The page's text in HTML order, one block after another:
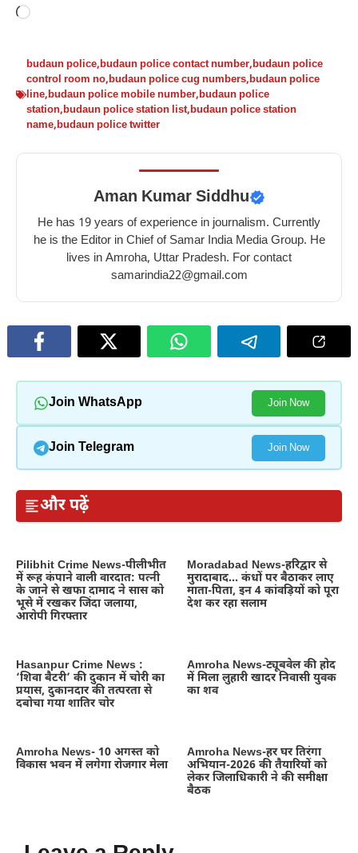
Loading…
budaun police,budaun police contact number,budaun police
control room no,budaun police cug numbers,budaun police
line,budaun police mobile number,budaun police
station,budaun police station list,budaun police station
name,budaun police twitter
Aman Kumar Siddhu
He has 19 years of experience in journalism. Currently
he is the Editor in Chief of Samar India Media Group. He
lives in Amroha, Uttar Pradesh. For contact
samarindia22@gmail.com
Join WhatsApp Join Now
Join Telegram Join Now
और पढ़ें
Pilibhit Crime News-पीलीभीत
में रूह कंपाने वाली वारदात: पत्नी
के जाने से खफा दामाद ने सास को
भूसे में रखकर जिंदा जलाया,
आरोपी गिरफ्तार
Moradabad News-हरिद्वार से
मुरादाबाद… कंधों पर बैठाकर लाए
माता-पिता, इन 4 कांवड़ियों को पूरा
देश कर रहा सलाम
Hasanpur Crime News :
‘शिवा बैटरी’ की दुकान में चोरी का
प्रयास, दुकानदार की तत्परता से
दबोचा गया शातिर चोर
Amroha News-ट्यूबवेल की होद
में मिला लुहारी खादर निवासी युवक
का शव
Amroha News- 10 अगस्त को
विकास भवन में लगेगा रोजगार मेला
Amroha News-हर घर तिरंगा
अभियान-2026 की तैयारियों को
लेकर जिलाधिकारी ने की समीक्षा
बैठक